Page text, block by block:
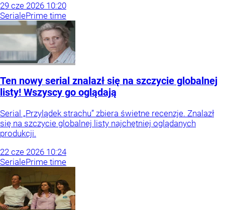
29 cze 2026 10:20
SerialePrime time
Ten nowy serial znalazł się na szczycie globalnej
listy! Wszyscy go oglądają
Serial „Przylądek strachu” zbiera świetne recenzje. Znalazł
się na szczycie globalnej listy najchętniej oglądanych
produkcji.
22 cze 2026 10:24
SerialePrime time